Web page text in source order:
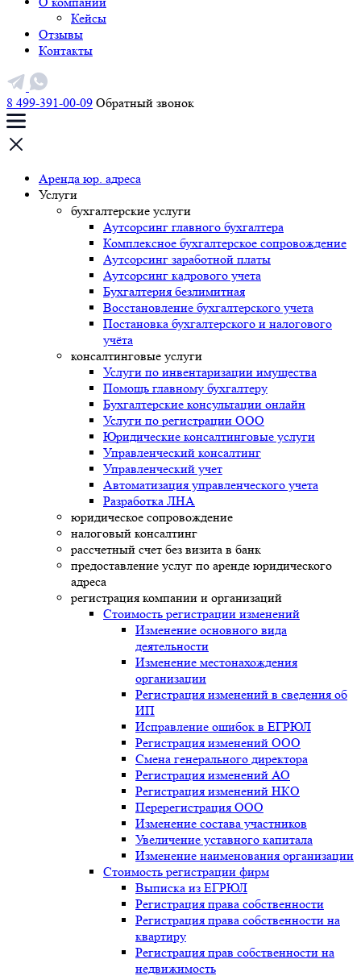
Кейсы
Отзывы
Контакты
8 499-391-00-09 Обратный звонок
Аренда юр. адреса
Услуги
бухгалтерские услуги
Аутсорсинг главного бухгалтера
Комплексное бухгалтерское сопровождение
Аутсорсинг заработной платы
Аутсорсинг кадрового учета
Бухгалтерия безлимитная
Восстановление бухгалтерского учета
Постановка бухгалтерского и налогового
учёта
консалтинговые услуги
Услуги по инвентаризации имущества
Помощь главному бухгалтеру
Бухгалтерские консультации онлайн
Услуги по регистрации ООО
Юридические консалтинговые услуги
Управленческий консалтинг
Управленческий учет
Автоматизация управленческого учета
Разработка ЛНА
юридическое сопровождение
налоговый консалтинг
рассчетный счет без визита в банк
предоставление услуг по аренде юридического
адреса
регистрация компании и организаций
Стоимость регистрации изменений
Изменение основного вида
деятельности
Изменение местонахождения
организации
Регистрация изменений в сведения об
ИП
Исправление ошибок в ЕГРЮЛ
Регистрация изменений ООО
Смена генерального директора
Регистрация изменений АО
Регистрация изменений НКО
Перерегистрация ООО
Изменение состава участников
Увеличение уставного капитала
Изменение наименования организации
Стоимость регистрации фирм
Выписка из ЕГРЮЛ
Регистрация права собственности
Регистрация права собственности на
квартиру
Регистрация прав собственности на
недвижимость